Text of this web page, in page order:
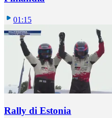
01:15
Rally di Estonia